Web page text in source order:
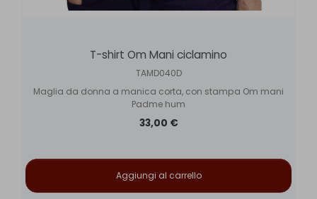
T-shirt Om Mani ciclamino
TAMD040D
Maglia da donna a manica corta, con stampa Om mani
Padme hum
33,00 €
Aggiungi al carrello